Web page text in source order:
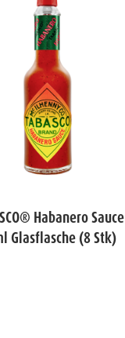
Habanero Sauce
Glasflasche (8 Stk)